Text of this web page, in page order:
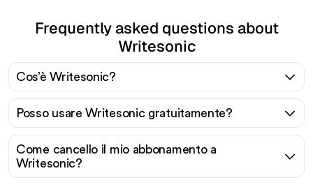
Frequently asked questions about
Writesonic
Cos’è Writesonic?
Posso usare Writesonic gratuitamente?
Come cancello il mio abbonamento a
Writesonic?